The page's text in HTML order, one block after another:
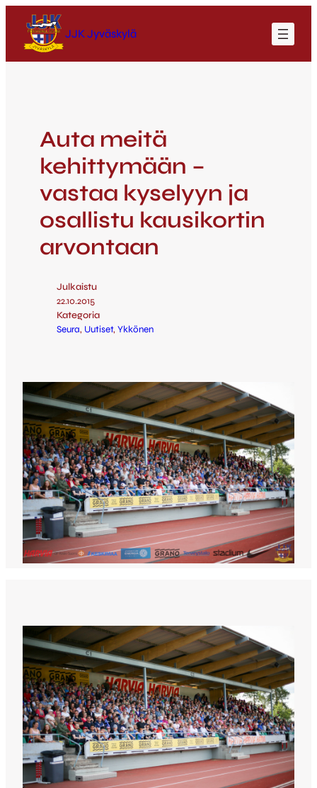
JJK Jyväskylä
Auta meitä
kehittymään –
vastaa kyselyyn ja
osallistu kausikortin
arvontaan
Julkaistu
22.10.2015
Kategoria
Seura, Uutiset, Ykkönen